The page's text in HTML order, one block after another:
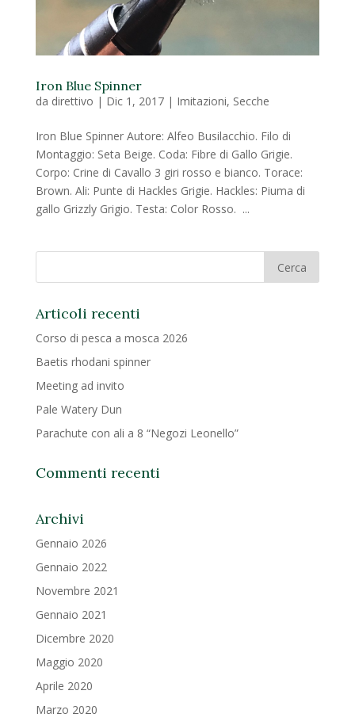
Iron Blue Spinner
da direttivo | Dic 1, 2017| Imitazioni, Secche
Iron Blue Spinner Autore: Alfeo Busilacchio. Filo di
Montaggio: Seta Beige. Coda: Fibre di Gallo Grigie.
Corpo: Crine di Cavallo 3 giri rosso e bianco. Torace:
Brown. Ali: Punte di Hackles Grigie. Hackles: Piuma di
gallo Grizzly Grigio. Testa: Color Rosso. ...
Articoli recenti
Corso di pesca a mosca 2026
Baetis rhodani spinner
Meeting ad invito
Pale Watery Dun
Parachute con ali a 8 “Negozi Leonello”
Commenti recenti
Archivi
Gennaio 2026
Gennaio 2022
Novembre 2021
Gennaio 2021
Dicembre 2020
Maggio 2020
Aprile 2020
Marzo 2020